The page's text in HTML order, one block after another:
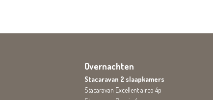
Overnachten
Stacaravan 2 slaapkamers
Stacaravan Excellent airco 4p